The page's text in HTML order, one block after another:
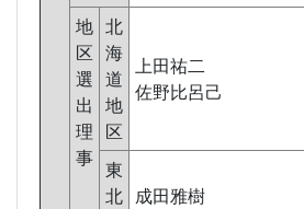
地
区
選
出
理
事
北
海
道
地
区
上田祐二
佐野比呂己
東
北 成田雅樹